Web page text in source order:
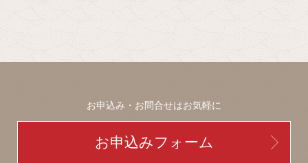
お申込み・お問合せはお気軽に
お申込みフォーム